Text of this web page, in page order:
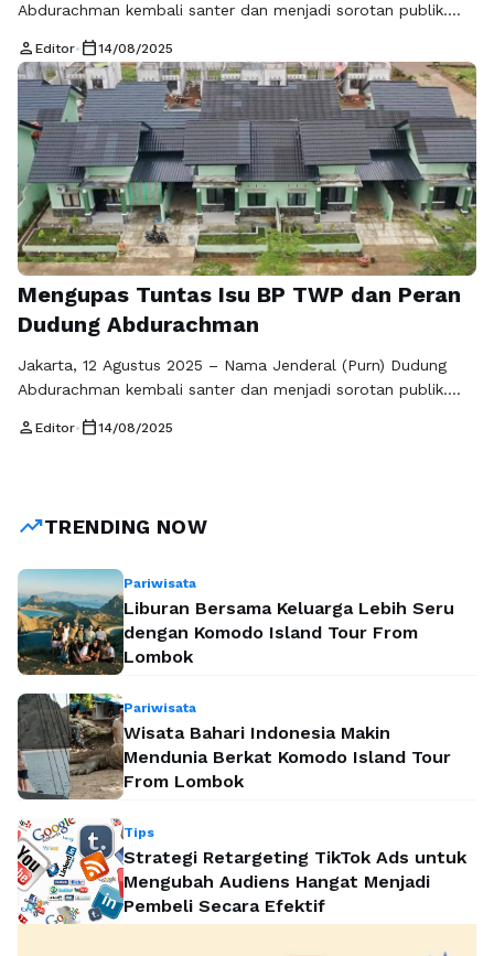
Abdurachman kembali santer dan menjadi sorotan publik.
penting yang kerap terlewat yaitu masalah dalam Badan
Pengelola Tabungan Wajib Perumahan (BP TWP) TNI
Angkatan Darat bukanlah lahir di era kepemimpinan Dudung.
Akar persoalan itu sudah muncul sejak jauh sebelum ia …
Baca Selengkapnya
person Editor• calendar_today14/08/2025
Mengupas Tuntas Isu BP TWP dan Peran
Dudung Abdurachman
Jakarta, 12 Agustus 2025 – Nama Jenderal (Purn) Dudung
Abdurachman kembali santer dan menjadi sorotan publik.
penting yang kerap terlewat yaitu masalah dalam Badan
Baca Selengkapnya
person Editor• calendar_today14/08/2025
trending_upTRENDING NOW
Pariwisata
Liburan Bersama Keluarga Lebih Seru
dengan Komodo Island Tour From
Lombok
Pariwisata
Wisata Bahari Indonesia Makin
Mendunia Berkat Komodo Island Tour
From Lombok
Tips
Strategi Retargeting TikTok Ads untuk
Mengubah Audiens Hangat Menjadi
Pembeli Secara Efektif